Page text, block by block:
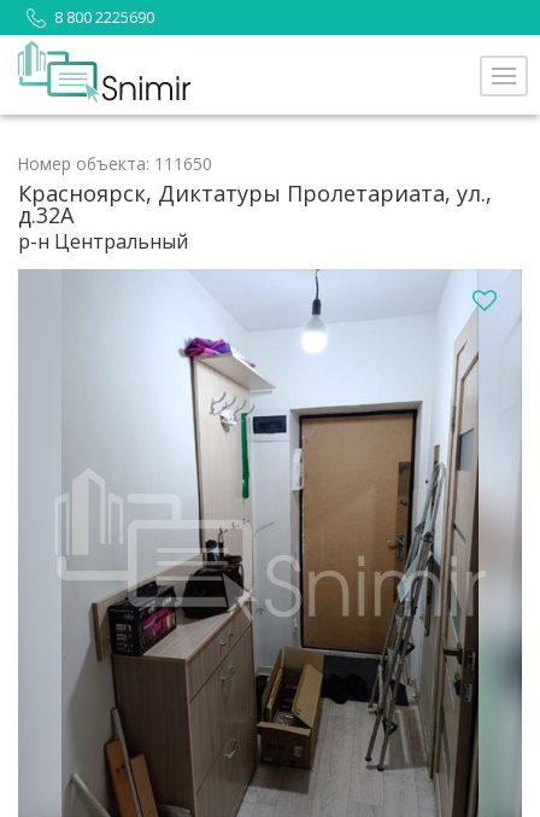
8 800 2225690
Номер объекта: 111650
Красноярск, Диктатуры Пролетариата, ул.,
д.32А
р-н Центральный